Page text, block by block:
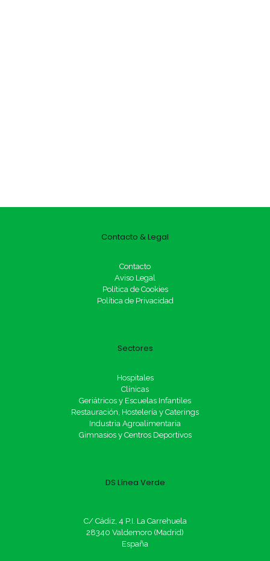
Contacto & Legal
Contacto
Aviso Legal
Política de Cookies
Política de Privacidad
Sectores
Hospitales
Clínicas
Geriátricos y Escuelas Infantiles
Restauración, Hostelería y Caterings
Industria Agroalimentaria
Gimnasios y Centros Deportivos
DS Línea Verde
C/ Cádiz, 4 P.I. La Carrehuela
28340 Valdemoro (Madrid)
España